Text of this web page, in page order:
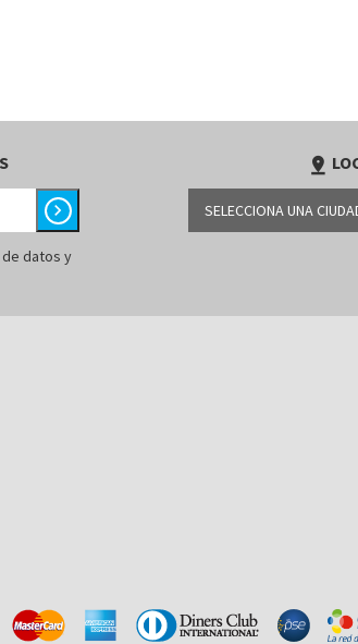
chevron_right
datos y
pin_drop
SELECCIONA UNA